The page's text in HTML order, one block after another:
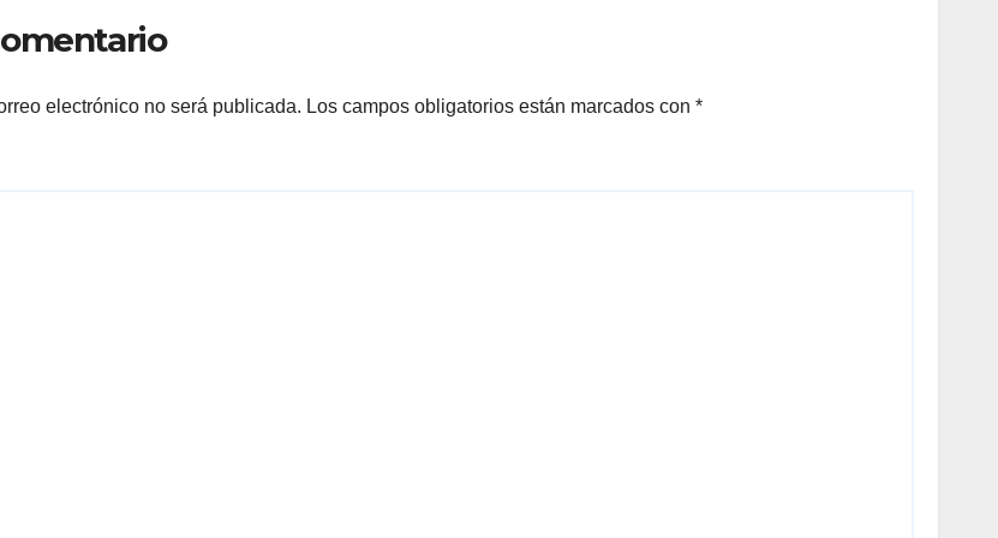
electrónico no será publicada. Los campos obligatorios están marcados con *